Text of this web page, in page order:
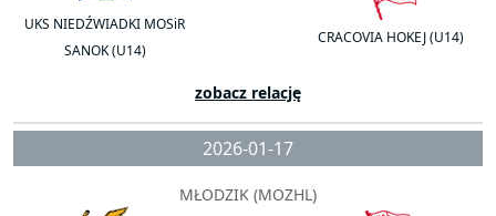
UKS NIEDŹWIADKI MOSiR
SANOK (U14)
CRACOVIA HOKEJ (U14)
zobacz relację
2026-01-17
MŁODZIK (MOZHL)